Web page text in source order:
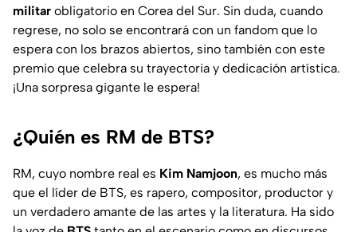
militar obligatorio en Corea del Sur. Sin duda, cuando
regrese, no solo se encontrará con un fandom que lo
espera con los brazos abiertos, sino también con este
premio que celebra su trayectoria y dedicación artística.
¡Una sorpresa gigante le espera!
¿Quién es RM de BTS?
RM, cuyo nombre real es Kim Namjoon, es mucho más
que el líder de BTS, es rapero, compositor, productor y
un verdadero amante de las artes y la literatura. Ha sido